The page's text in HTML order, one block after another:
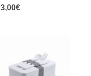
3,00€